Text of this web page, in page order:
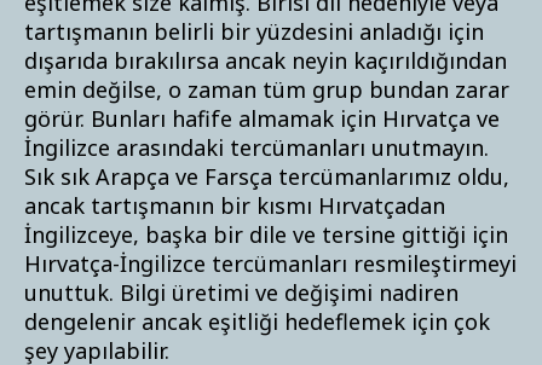
tartışmanın belirli bir yüzdesini anladığı için
dışarıda bırakılırsa ancak neyin kaçırıldığından
emin değilse, o zaman tüm grup bundan zarar
görür. Bunları hafife almamak için Hırvatça ve
İngilizce arasındaki tercümanları unutmayın.
Sık sık Arapça ve Farsça tercümanlarımız oldu,
ancak tartışmanın bir kısmı Hırvatçadan
İngilizceye, başka bir dile ve tersine gittiği için
Hırvatça-İngilizce tercümanları resmileştirmeyi
unuttuk. Bilgi üretimi ve değişimi nadiren
dengelenir ancak eşitliği hedeflemek için çok
şey yapılabilir.